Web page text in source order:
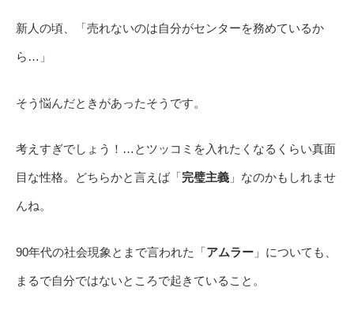
新人の頃、「売れないのは自分がセンターを務めているか
ら…」
そう悩んだときがあったそうです。
考えすぎでしょう！…とツッコミを入れたくなるくらい真面
目な性格。どちらかと言えば「完璧主義 」なのかもしれませ
んね。
90年代の社会現象とまで言われた「アムラー 」についても、
まるで自分ではないところで起きていること。